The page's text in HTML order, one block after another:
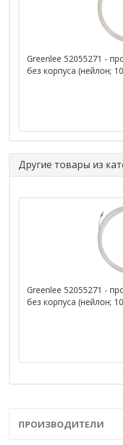
Greenlee 52055271 -
без корпуса (нейлон;
Другие товары из
Greenlee 52055271 -
без корпуса (нейлон;
ПРОИЗВОДИТЕЛИ